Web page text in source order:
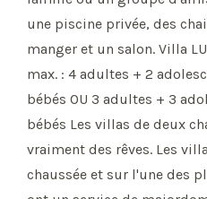
une piscine privée, des
manger et un salon. Villa
max. : 4 adultes + 2
bébés OU 3 adultes + 3
bébés Les villas de deux
vraiment des rêves. Les
chaussée et sur l'une des